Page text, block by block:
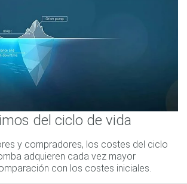
del ciclo de vida
y compradores, los costes del ciclo
adquieren cada vez mayor
con los costes iniciales.